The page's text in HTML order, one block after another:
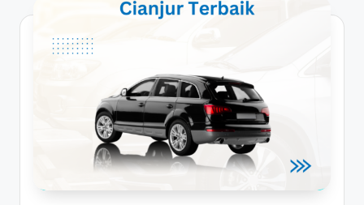
Bergaransi